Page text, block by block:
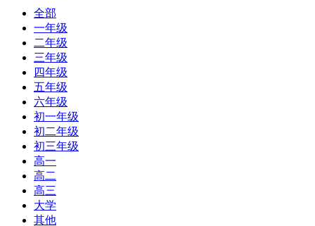
全部
一年级
二年级
三年级
四年级
五年级
六年级
初一年级
初二年级
初三年级
高一
高二
高三
大学
其他